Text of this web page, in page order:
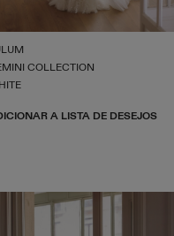
COLLECTION
A LISTA DE DESEJOS